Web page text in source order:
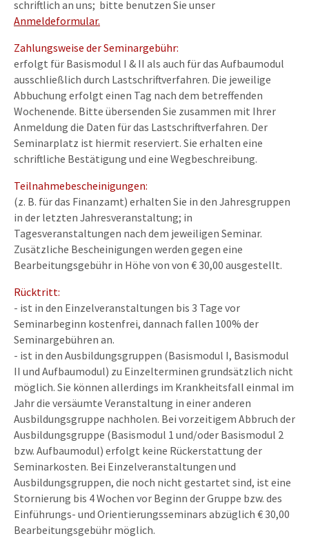
schriftlich an uns; bitte benutzen Sie unser
Anmeldeformular.
Zahlungsweise der Seminargebühr:
erfolgt für Basismodul I & II als auch für das Aufbaumodul
ausschließlich durch Lastschriftverfahren. Die jeweilige
Abbuchung erfolgt einen Tag nach dem betreffenden
Wochenende. Bitte übersenden Sie zusammen mit Ihrer
Anmeldung die Daten für das Lastschriftverfahren. Der
Seminarplatz ist hiermit reserviert. Sie erhalten eine
schriftliche Bestätigung und eine Wegbeschreibung.
Teilnahmebescheinigungen:
(z. B. für das Finanzamt) erhalten Sie in den Jahresgruppen
in der letzten Jahresveranstaltung; in
Tagesveranstaltungen nach dem jeweiligen Seminar.
Zusätzliche Bescheinigungen werden gegen eine
Bearbeitungsgebühr in Höhe von von € 30,00 ausgestellt.
Rücktritt:
- ist in den Einzelveranstaltungen bis 3 Tage vor
Seminarbeginn kostenfrei, dannach fallen 100% der
Seminargebühren an.
- ist in den Ausbildungsgruppen (Basismodul I, Basismodul
II und Aufbaumodul) zu Einzelterminen grundsätzlich nicht
möglich. Sie können allerdings im Krankheitsfall einmal im
Jahr die versäumte Veranstaltung in einer anderen
Ausbildungsgruppe nachholen. Bei vorzeitigem Abbruch der
Ausbildungsgruppe (Basismodul 1 und/oder Basismodul 2
bzw. Aufbaumodul) erfolgt keine Rückerstattung der
Seminarkosten. Bei Einzelveranstaltungen und
Ausbildungsgruppen, die noch nicht gestartet sind, ist eine
Stornierung bis 4 Wochen vor Beginn der Gruppe bzw. des
Einführungs- und Orientierungsseminars abzüglich € 30,00
Bearbeitungsgebühr möglich.